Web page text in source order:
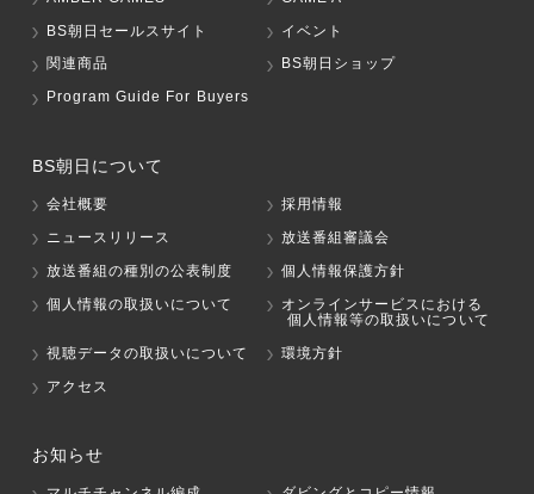
BS朝日セールスサイト
イベント
関連商品
BS朝日ショップ
Program Guide For Buyers
BS朝日について
会社概要
採用情報
ニュースリリース
放送番組審議会
放送番組の種別の公表制度
個人情報保護方針
個人情報の取扱いについて
オンラインサービスにおける
個人情報等の取扱いについて
視聴データの取扱いについて
環境方針
アクセス
お知らせ